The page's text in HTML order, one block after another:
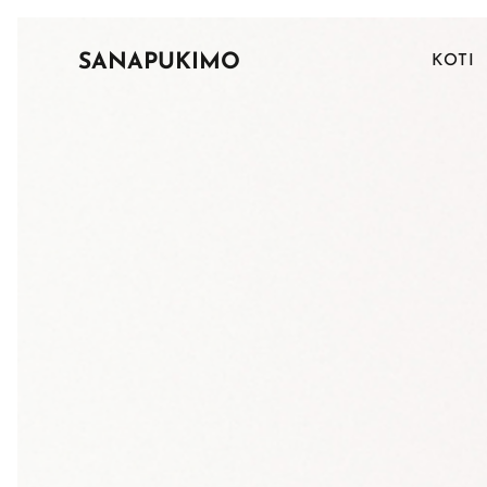
SANAPUKIMO KOTI